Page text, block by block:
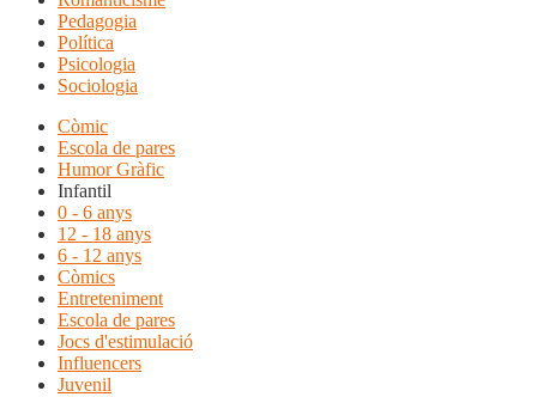
Pedagogia
Política
Psicologia
Sociologia
Còmic
Escola de pares
Humor Gràfic
Infantil
0 - 6 anys
12 - 18 anys
6 - 12 anys
Còmics
Entreteniment
Escola de pares
Jocs d'estimulació
Influencers
Juvenil